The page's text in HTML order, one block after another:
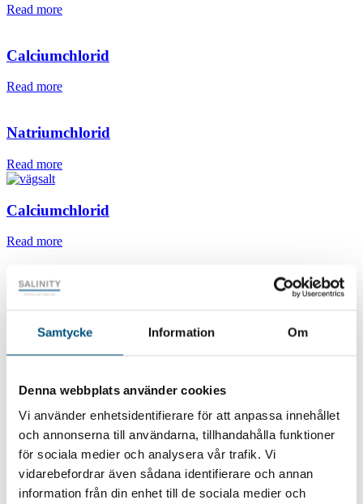
Samtycke Information Om
Denna webbplats använder cookies
Vi använder enhetsidentifierare för att anpassa innehållet
och annonserna till användarna, tillhandahålla funktioner
för sociala medier och analysera vår trafik. Vi
vidarebefordrar även sådana identifierare och annan
information från din enhet till de sociala medier och
Read more
Calciumchlorid
Read more
Natriumchlorid
Read more
Calciumchlorid
Read more
Magnesiumchlorid
Read more
Natriumbicarbonat
Read more